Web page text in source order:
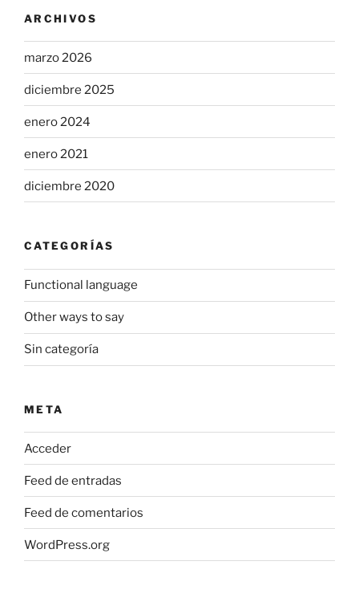
ARCHIVOS
marzo 2026
diciembre 2025
enero 2024
enero 2021
diciembre 2020
CATEGORÍAS
Functional language
Other ways to say
Sin categoría
META
Acceder
Feed de entradas
Feed de comentarios
WordPress.org